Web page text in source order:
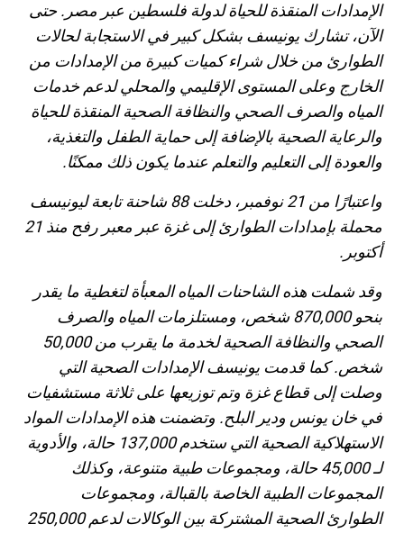
الإمدادات المنقذة للحياة لدولة فلسطين عبر مصر. حتى
الآن، تشارك يونيسف بشكل كبير في الاستجابة لحالات
الطوارئ من خلال شراء كميات كبيرة من الإمدادات من
الخارج وعلى المستوى الإقليمي والمحلي لدعم خدمات
المياه والصرف الصحي والنظافة الصحية المنقذة للحياة
والرعاية الصحية بالإضافة إلى حماية الطفل والتغذية،
والعودة إلى التعليم والتعلم عندما يكون ذلك ممكنًا.
واعتبارًا من 21 نوفمبر، دخلت 88 شاحنة تابعة ليونيسف
محملة بإمدادات الطوارئ إلى غزة عبر معبر رفح منذ 21
أكتوبر.
وقد شملت هذه الشاحنات المياه المعبأة لتغطية ما يقدر
بنحو 870,000 شخص، ومستلزمات المياه والصرف
الصحي والنظافة الصحية لخدمة ما يقرب من 50,000
شخص. كما قدمت يونيسف الإمدادات الصحية التي
وصلت إلى قطاع غزة وتم توزيعها على ثلاثة مستشفيات
في خان يونس ودير البلح. وتضمنت هذه الإمدادات المواد
الاستهلاكية الصحية التي ستخدم 137,000 حالة، والأدوية
لـ 45,000 حالة، ومجموعات طبية متنوعة، وكذلك
المجموعات الطبية الخاصة بالقبالة، ومجموعات
الطوارئ الصحية المشتركة بين الوكالات لدعم 250,000